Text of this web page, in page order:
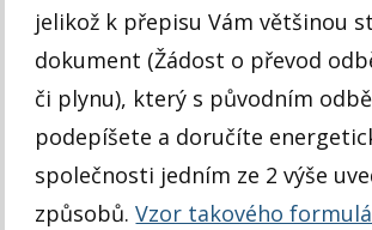
jelikož k přepisu Vám většinou
dokument (Žádost o převod
či plynu), který s původním
podepíšete a doručíte
společnosti jedním ze 2 výše
způsobů.Vzor takového